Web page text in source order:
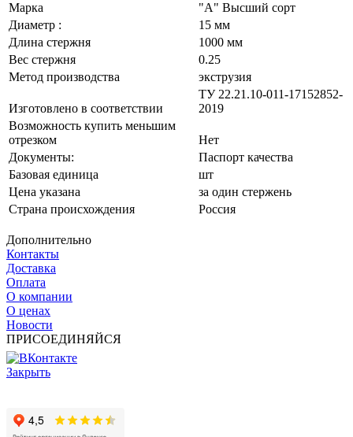
Марка
"А" Высший сорт
Диаметр :
15 мм
Длина стержня
1000 мм
Вес стержня
0.25
Метод производства
экструзия
Изготовлено в соответствии
ТУ 22.21.10-011-17152852-
2019
Возможность купить меньшим
отрезком
Нет
Документы:
Паспорт качества
Базовая единица
шт
Цена указана
за один стержень
Страна происхождения
Россия
Дополнительно
Контакты
Доставка
Оплата
О компании
О ценах
Новости
ПРИСОЕДИНЯЙСЯ
Закрыть